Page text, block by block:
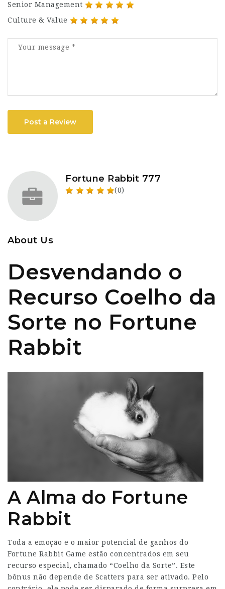
Senior Management
Culture & Value
Post a Review
Fortune Rabbit 777
(0)
About Us
Desvendando o
Recurso Coelho da
Sorte no Fortune
Rabbit
A Alma do Fortune
Rabbit
Toda a emoção e o maior potencial de ganhos do
Fortune Rabbit Game estão concentrados em seu
recurso especial, chamado “Coelho da Sorte”. Este
bônus não depende de Scatters para ser ativado. Pelo